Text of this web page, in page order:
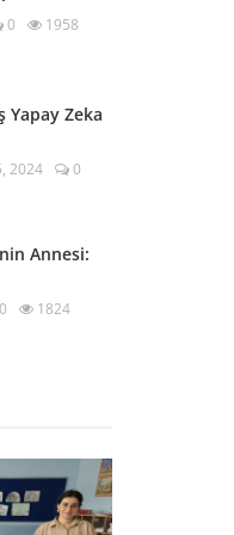
0 1958
Yapay Zeka
2024
0
Annesi:
0 1824